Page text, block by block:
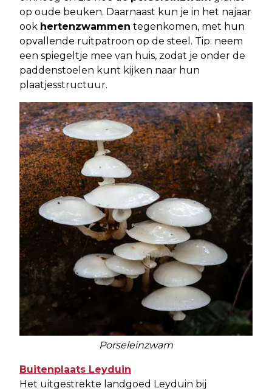
op oude beuken. Daarnaast kun je in het najaar
ook hertenzwammen tegenkomen, met hun
opvallende ruitpatroon op de steel. Tip: neem
een spiegeltje mee van huis, zodat je onder de
paddenstoelen kunt kijken naar hun
plaatjesstructuur.
Porseleinzwam
Buitenplaats Leyduin
Het uitgestrekte landgoed Leyduin bij